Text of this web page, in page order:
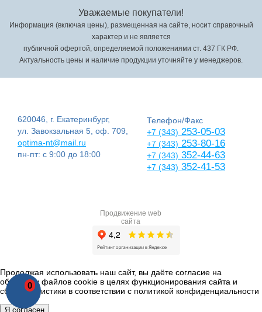
0
Уважаемые покупатели!
Информация (включая цены), размещенная на сайте, носит справочный
характер и не является
публичной офертой, определяемой положениями ст. 437 ГК РФ.
Актуальность цены и наличие продукции уточняйте у менеджеров.
620046, г. Екатеринбург,
ул. Завокзальная 5, оф. 709,
optima-nt@mail.ru
пн-пт: с 9:00 до 18:00
Телефон/Факс
+7 (343) 253-05-03
+7 (343) 253-80-16
+7 (343) 352-44-63
+7 (343) 352-41-53
Продвижение web
сайта
Продолжая использовать наш сайт, вы даёте согласие на
обработку файлов cookie в целях функционирования сайта и
сбора статистики в соответствии с политикой конфиденциальности
Я согласен